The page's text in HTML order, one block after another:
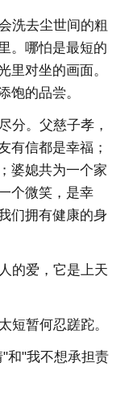
洗去尘世间的粗
。哪怕是最短的
里对坐的画面。
饱的品尝。
分。父慈子孝，
有信都是幸福；
婆媳共为一个家
个微笑，是幸
们拥有健康的身
的爱，它是上天
短暂何忍蹉跎。
和"我不想承担责